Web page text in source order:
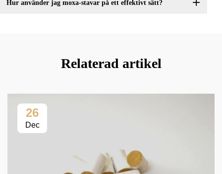
Hur använder jag moxa-stavar på ett effektivt sätt?
Relaterad artikel
26
Dec